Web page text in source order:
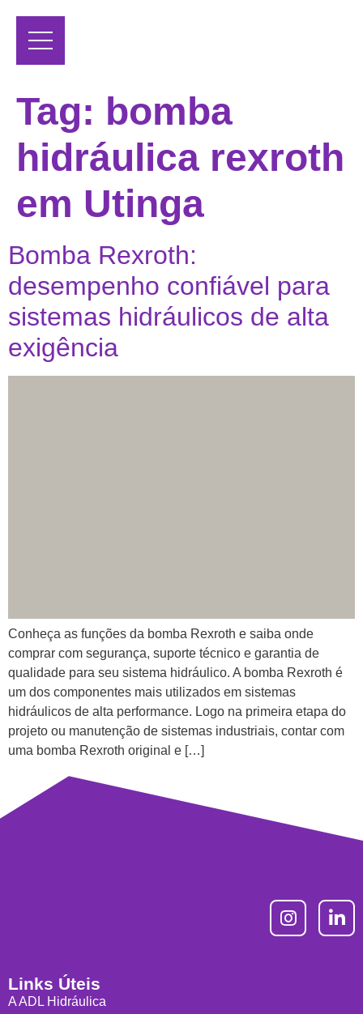
Tag: bomba
hidráulica rexroth
em Utinga
Bomba Rexroth:
desempenho confiável para
sistemas hidráulicos de alta
exigência
Conheça as funções da bomba Rexroth e saiba onde
comprar com segurança, suporte técnico e garantia de
qualidade para seu sistema hidráulico. A bomba Rexroth é
um dos componentes mais utilizados em sistemas
hidráulicos de alta performance. Logo na primeira etapa do
projeto ou manutenção de sistemas industriais, contar com
uma bomba Rexroth original e […]
Links Úteis
A ADL Hidráulica